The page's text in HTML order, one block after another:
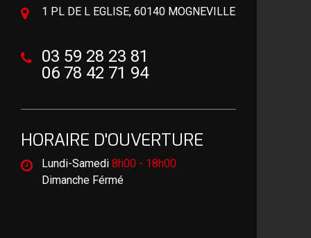
1 PL DE L EGLISE, 60140 MOGNEVILLE
03 59 28 23 81
06 78 42 71 94
HORAIRE D'OUVERTURE
Lundi-Samedi 8h00 - 18h00
Dimanche Férmé